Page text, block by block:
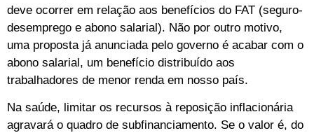
deve ocorrer em relação aos benefícios do FAT (seguro-
desemprego e abono salarial). Não por outro motivo,
uma proposta já anunciada pelo governo é acabar com o
abono salarial, um benefício distribuído aos
trabalhadores de menor renda em nosso país.
Na saúde, limitar os recursos à reposição inflacionária
agravará o quadro de subfinanciamento. Se o valor é, do